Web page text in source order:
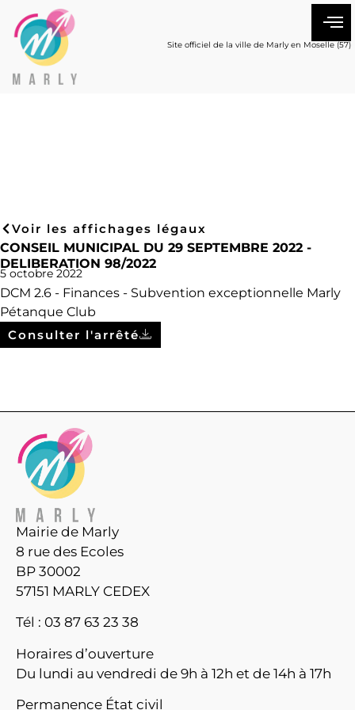
Site officiel de la ville de Marly en Moselle (57)
Voir les affichages légaux
CONSEIL MUNICIPAL DU 29 SEPTEMBRE 2022 -
DELIBERATION 98/2022
5 octobre 2022
DCM 2.6 - Finances - Subvention exceptionnelle Marly
Pétanque Club
Consulter l'arrêté
Mairie de Marly
8 rue des Ecoles
BP 30002
57151 MARLY CEDEX
Tél : 03 87 63 23 38
Horaires d’ouverture
Du lundi au vendredi de 9h à 12h et de 14h à 17h
Permanence État civil